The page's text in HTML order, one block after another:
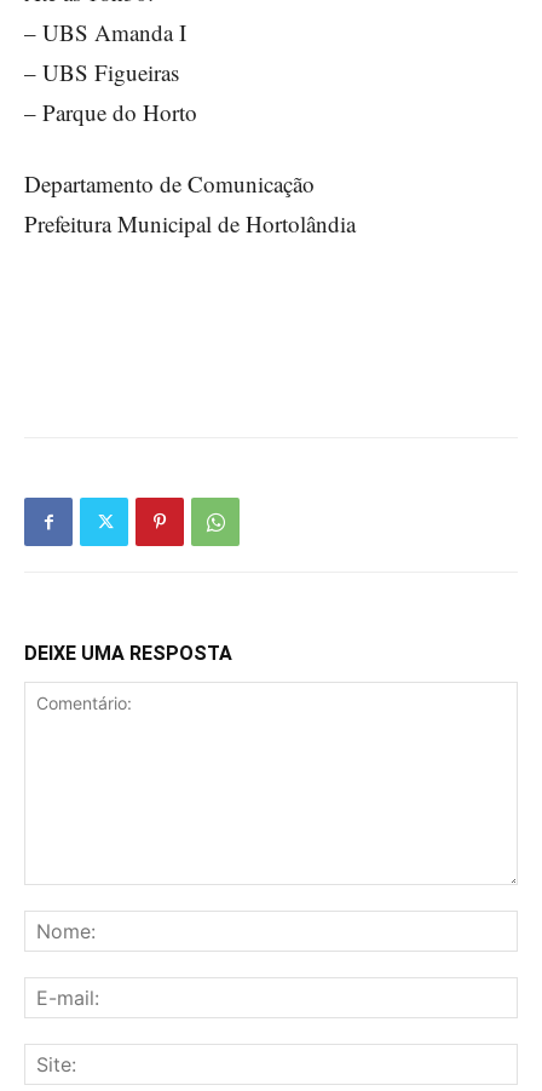
– UBS Amanda I
– UBS Figueiras
– Parque do Horto
Departamento de Comunicação
Prefeitura Municipal de Hortolândia
DEIXE UMA RESPOSTA